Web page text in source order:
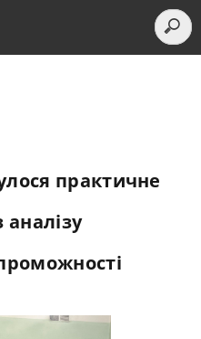
практичне
аналізу